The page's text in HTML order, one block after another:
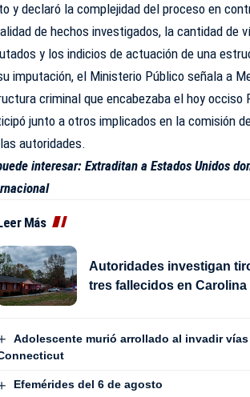
y declaró la complejidad del proceso en
de hechos investigados, la cantidad de
y los indicios de actuación de una
imputación, el Ministerio Público señala a
criminal que encabezaba el hoy occiso
junto a otros implicados en la comisión
autoridades.
interesar:Extraditan a Estados Unidos
Más
Autoridades investigan
tres fallecidos en Carolina
Adolescente murió arrollado al invadir
Efemérides del 6 de agosto